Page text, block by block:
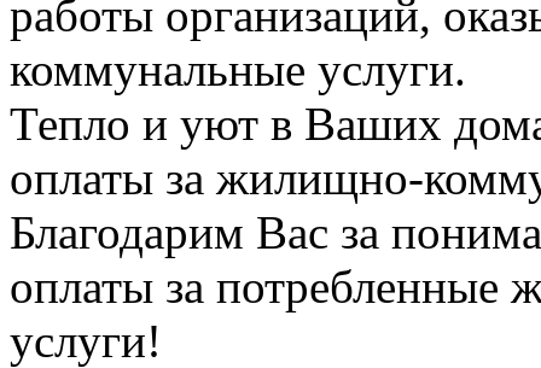
работы организаций,
коммунальные услуги.
Тепло и уют в Ваших
оплаты за жилищно-
Благодарим Вас за
оплаты за
услуги!